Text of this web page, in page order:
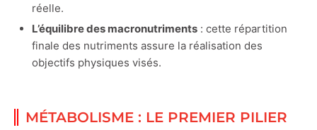
réelle.
L’équilibre des macronutriments : cette répartition
finale des nutriments assure la réalisation des
objectifs physiques visés.
MÉTABOLISME : LE PREMIER PILIER